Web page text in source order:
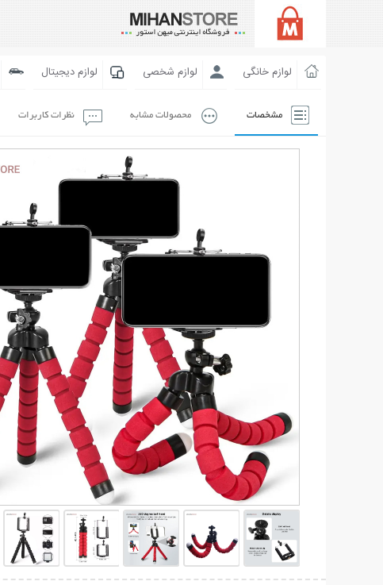
لوازم خانگی لوازم شخصی لوازم دیجیتال
مشخصات محصولات مشابه نظرات کاربرات